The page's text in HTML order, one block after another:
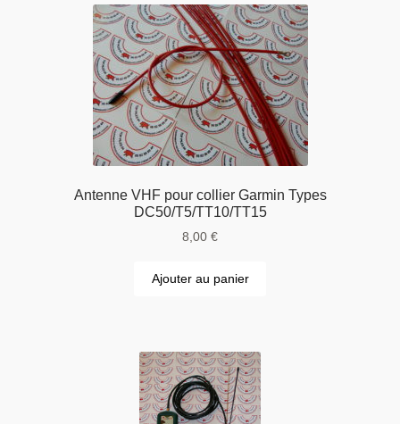
Antenne VHF pour collier Garmin Types
DC50/T5/TT10/TT15
8,00 €
Ajouter au panier